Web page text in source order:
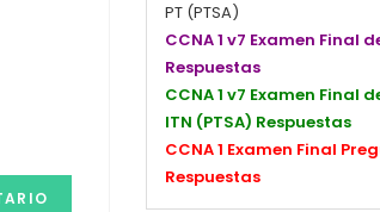
PT (PTSA)
CCNA 1 v7 Examen Final
Respuestas
CCNA 1 v7 Examen Final
ITN (PTSA) Respuestas
CCNA 1 Examen Final
Respuestas